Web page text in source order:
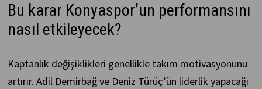
Bu karar Konyaspor’un performansını
nasıl etkileyecek?
Kaptanlık değişiklikleri genellikle takım motivasyonunu
artırır. Adil Demirbağ ve Deniz Türüç’ün liderlik yapacağı